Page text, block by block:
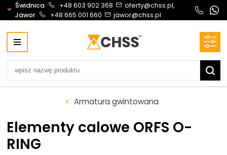
58-100 Świdnica, ul. Bystrzycka 17, POLSKA
CHSS.PL DAWID WOŹNY
Biuro obsługi klienta:
+48 603 902 368
PN-PT: 6:30 - 16:00
Oferty i wyceny:
+48 603 902 368
Świdnica +48 603 902 368
oferty@chss.pl,
Jawor
+48 665 001 660 jawor@chss.pl
Armatura gwintowana
Elementy calowe ORFS O-
RING